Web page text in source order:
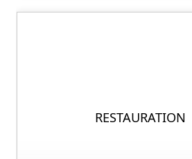
RESTAURATION